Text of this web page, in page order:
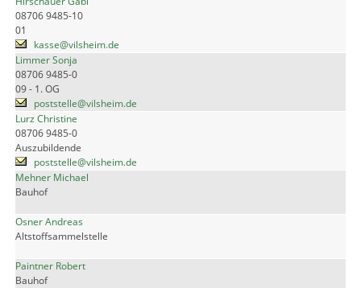
08706 9485-10
01
kasse@vilsheim.de
Limmer Sonja
08706 9485-0
09 - 1. OG
poststelle@vilsheim.de
Lurz Christine
08706 9485-0
Auszubildende
poststelle@vilsheim.de
Mehner Michael
Bauhof
Osner Andreas
Altstoffsammelstelle
Paintner Robert
Bauhof